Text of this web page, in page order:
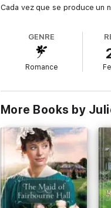
Cada vez que se produce un
muy educado, pero tiene un
ellos y… ¿Será Laura capaz
GENRE
Romance
More Books by